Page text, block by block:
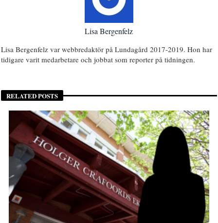
Lisa Bergenfelz
Lisa Bergenfelz var webbredaktör på Lundagård 2017-2019. Hon har
tidigare varit medarbetare och jobbat som reporter på tidningen.
RELATED POSTS